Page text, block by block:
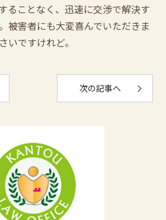
ることなく、迅速に交渉で解決す
被害者にも大変喜んでいただきま
いですけれど。
次の記事へ